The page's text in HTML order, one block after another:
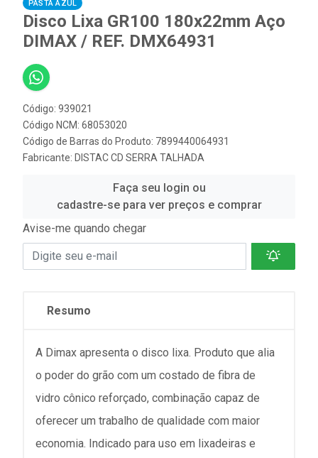
PASTA AZUL
Disco Lixa GR100 180x22mm Aço
DIMAX / REF. DMX64931
Código: 939021
Código NCM: 68053020
Código de Barras do Produto: 7899440064931
Fabricante: DISTAC CD SERRA TALHADA
Faça seu login ou
cadastre-se para ver preços e comprar
Avise-me quando chegar
Resumo
A Dimax apresenta o disco lixa. Produto que alia
o poder do grão com um costado de fibra de
vidro cônico reforçado, combinação capaz de
oferecer um trabalho de qualidade com maior
economia. Indicado para uso em lixadeiras e